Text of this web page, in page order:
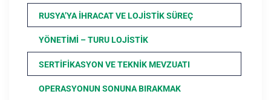
RUSYA’YA İHRACAT VE LOJISTIK SÜREÇ
YÖNETIMI – TURU LOJISTIK
SERTIFIKASYON VE TEKNIK MEVZUATI
OPERASYONUN SONUNA BIRAKMAK